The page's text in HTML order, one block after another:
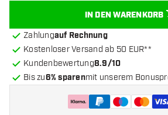
IN DEN WARENKORB
Zahlungauf Rechnung
Kostenloser Versand ab 50 EUR**
Kundenbewertung8.9/10
Bis zu6% sparenmit unserem